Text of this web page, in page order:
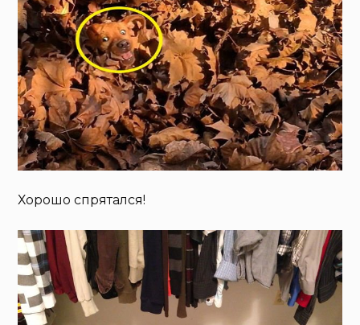
Хорошо спрятался!